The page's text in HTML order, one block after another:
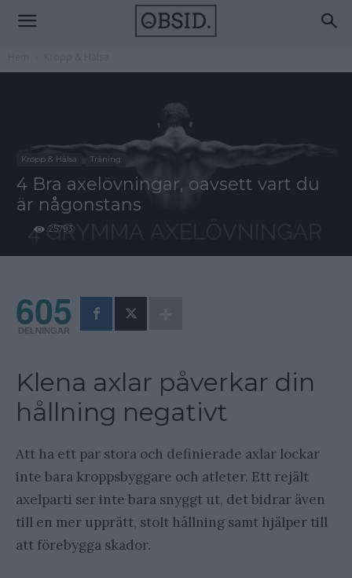
Kropp & Hälsa Träning
4 Bra axelövningar, oavsett vart du
är någonstans
25793
605
DELNINGAR
Klena axlar påverkar din
hållning negativt
Att ha ett par stora och definierade axlar lockar
inte bara kroppsbyggare och atleter. Ett rejält
axelparti ser inte bara snyggt ut, det bidrar även
till en mer upprätt, stolt hållning samt hjälper till
att förebygga skador.